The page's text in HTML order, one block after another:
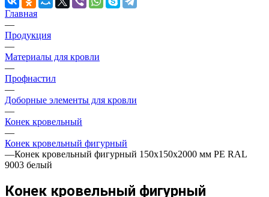
Главная
—
Продукция
—
Материалы для кровли
—
Профнастил
—
Доборные элементы для кровли
—
Конек кровельный
—
Конек кровельный фигурный
—Конек кровельный фигурный 150х150х2000 мм PE RAL
9003 белый
Конек кровельный фигурный